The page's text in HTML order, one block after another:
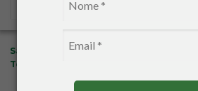
Sacaria Bordados
Toalha De Rosto Para Bordar